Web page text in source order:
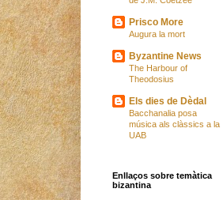
Prisco More
Augura la mort
Byzantine News
The Harbour of
Theodosius
Els dies de Dèdal
Bacchanalia posa
música als clàssics a la
UAB
Enllaços sobre temàtica
bizantina